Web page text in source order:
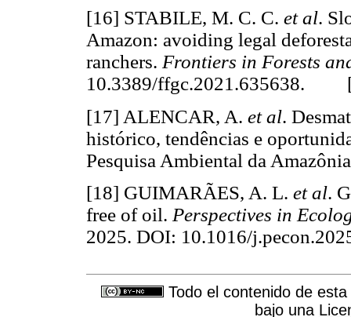
[16] STABILE, M. C. C. et al.
Amazon: avoiding legal
ranchers. Frontiers in Forests
10.3389/ffgc.2021.635638.
[17] ALENCAR, A. et al.
histórico, tendências e
Pesquisa Ambiental da
[18] GUIMARÃES, A. L. et al.
free of oil. Perspectives in
2025. DOI: 10.1016/
Todo el contenido de
bajo una